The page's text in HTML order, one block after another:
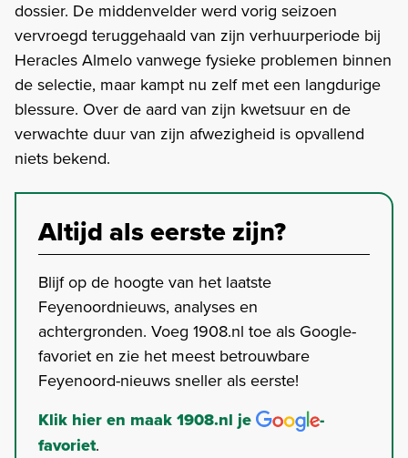
dossier. De middenvelder werd vorig seizoen
vervroegd teruggehaald van zijn verhuurperiode bij
Heracles Almelo vanwege fysieke problemen binnen
de selectie, maar kampt nu zelf met een langdurige
blessure. Over de aard van zijn kwetsuur en de
verwachte duur van zijn afwezigheid is opvallend
niets bekend.
Altijd als eerste zijn?
Blijf op de hoogte van het laatste
Feyenoordnieuws, analyses en
achtergronden. Voeg 1908.nl toe als Google-
favoriet en zie het meest betrouwbare
Feyenoord-nieuws sneller als eerste!
Klik hier en maak 1908.nl je
-
favoriet.